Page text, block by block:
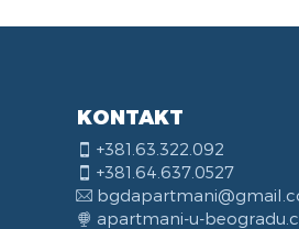
KONTAKT
+381.63.322.092
+381.64.637.0527
apartmani-u-